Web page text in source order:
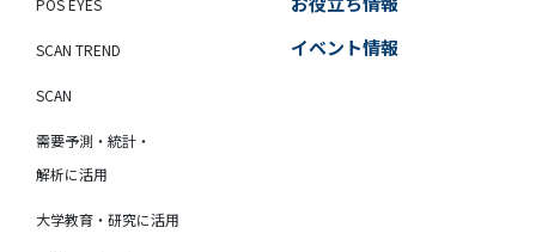
SCAN TREND
SCAN
需要予測・統計・
解析に活用
大学教育・研究に活用
イベント情報